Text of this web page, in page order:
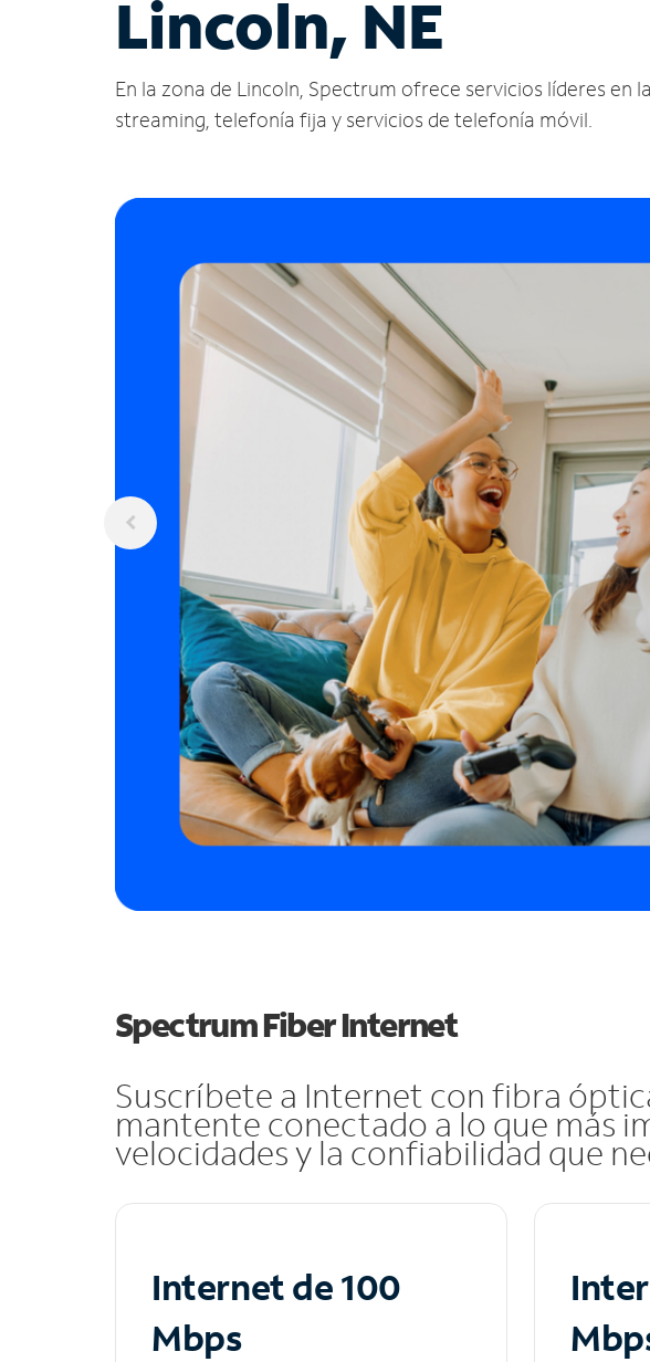
Lincoln, NE
En la zona de Lincoln, Spectrum ofrece servicios líderes
streaming, telefonía fija y servicios de telefonía móvil.
Spectrum Fiber Internet
Suscríbete a Internet con fibra
mantente conectado a lo que más
velocidades y la confiabilidad que
Internet de 100
Mbps